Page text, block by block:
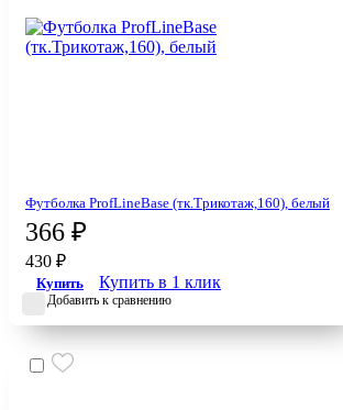
Футболка ProfLineBase (тк.Трикотаж,160), белый
366 ₽
430 ₽
Купить Купить в 1 клик
Добавить к сравнению